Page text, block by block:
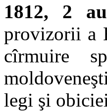
1812, 2
provizorii a
cîrmuire
legi şi